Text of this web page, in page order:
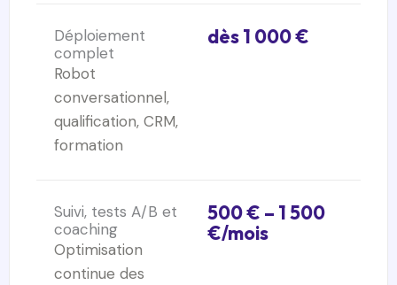
Déploiement
complet
Robot
conversationnel,
qualification, CRM,
formation
dès 1 000 €
Suivi, tests A/B et
coaching
Optimisation
continue des
500 € – 1 500
€/mois